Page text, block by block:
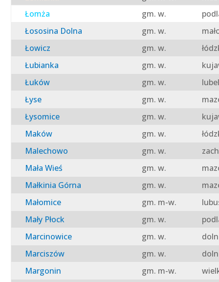
Łomża
gm. w.
Łososina Dolna
gm. w.
Łowicz
gm. w.
Łubianka
gm. w.
Łuków
gm. w.
Łyse
gm. w.
Łysomice
gm. w.
Maków
gm. w.
Malechowo
gm. w.
Mała Wieś
gm. w.
Małkinia Górna
gm. w.
Małomice
gm. m-w.
Mały Płock
gm. w.
Marcinowice
gm. w.
Marciszów
gm. w.
Margonin
gm. m-w.